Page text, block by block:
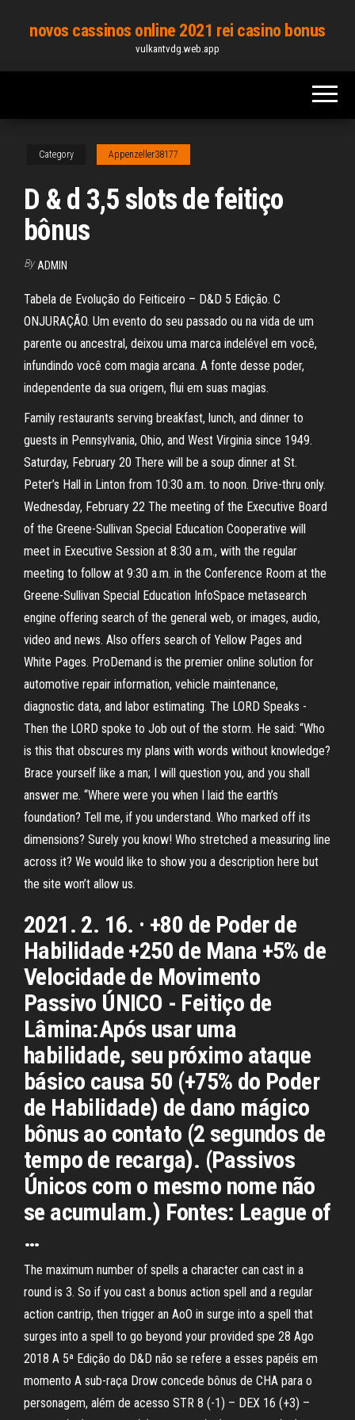
content
novos cassinos online 2021 rei casino bonus
vulkantvdg.web.app
Category Appenzeller38177
D & d 3,5 slots de feitiço
bônus
By ADMIN
Tabela de Evolução do Feiticeiro – D&D 5 Edição. C
ONJURAÇÃO. Um evento do seu passado ou na vida de um
parente ou ancestral, deixou uma marca indelével em você,
infundindo você com magia arcana. A fonte desse poder,
independente da sua origem, flui em suas magias.
Family restaurants serving breakfast, lunch, and dinner to
guests in Pennsylvania, Ohio, and West Virginia since 1949.
Saturday, February 20 There will be a soup dinner at St.
Peter’s Hall in Linton from 10:30 a.m. to noon. Drive-thru only.
Wednesday, February 22 The meeting of the Executive Board
of the Greene-Sullivan Special Education Cooperative will
meet in Executive Session at 8:30 a.m., with the regular
meeting to follow at 9:30 a.m. in the Conference Room at the
Greene-Sullivan Special Education InfoSpace metasearch
engine offering search of the general web, or images, audio,
video and news. Also offers search of Yellow Pages and
White Pages. ProDemand is the premier online solution for
automotive repair information, vehicle maintenance,
diagnostic data, and labor estimating. The LORD Speaks -
Then the LORD spoke to Job out of the storm. He said: “Who
is this that obscures my plans with words without knowledge?
Brace yourself like a man; I will question you, and you shall
answer me. “Where were you when I laid the earth’s
foundation? Tell me, if you understand. Who marked off its
dimensions? Surely you know! Who stretched a measuring line
across it? We would like to show you a description here but
the site won’t allow us.
2021. 2. 16. · +80 de Poder de
Habilidade +250 de Mana +5% de
Velocidade de Movimento
Passivo ÚNICO - Feitiço de
Lâmina:Após usar uma
habilidade, seu próximo ataque
básico causa 50 (+75% do Poder
de Habilidade) de dano mágico
bônus ao contato (2 segundos de
tempo de recarga). (Passivos
Únicos com o mesmo nome não
se acumulam.) Fontes: League of
…
The maximum number of spells a character can cast in a
round is 3. So if you cast a bonus action spell and a regular
action cantrip, then trigger an AoO in surge into a spell that
surges into a spell to go beyond your provided spe 28 Ago
2018 A 5ª Edição do D&D não se refere a esses papéis em
momento A sub-raça Drow concede bônus de CHA para o
personagem, além de acesso STR 8 (-1) – DEX 16 (+3) –